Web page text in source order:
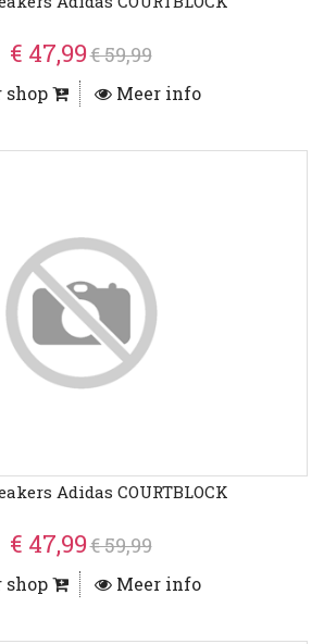
€ 47,99€ 59,99
shop Meer info
Adidas COURTBLOCK
€ 47,99€ 59,99
shop Meer info